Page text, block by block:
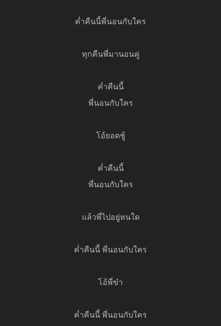
ค่ำคืนนี้พี่นอนกับใคร
ทุกคืนพี่มานอนคู่
ค่ำคืนนี้
พี่นอนกับใคร
โอ้ยอดชู้
ค่ำคืนนี้
พี่นอนกับใคร
แล้วพี่ไปอยู่หนใด
ค่ำคืนนี้ พี่นอนกับใคร
โอ้พี่ข๋า
ค่ำคืนนี้ พี่นอนกับใคร